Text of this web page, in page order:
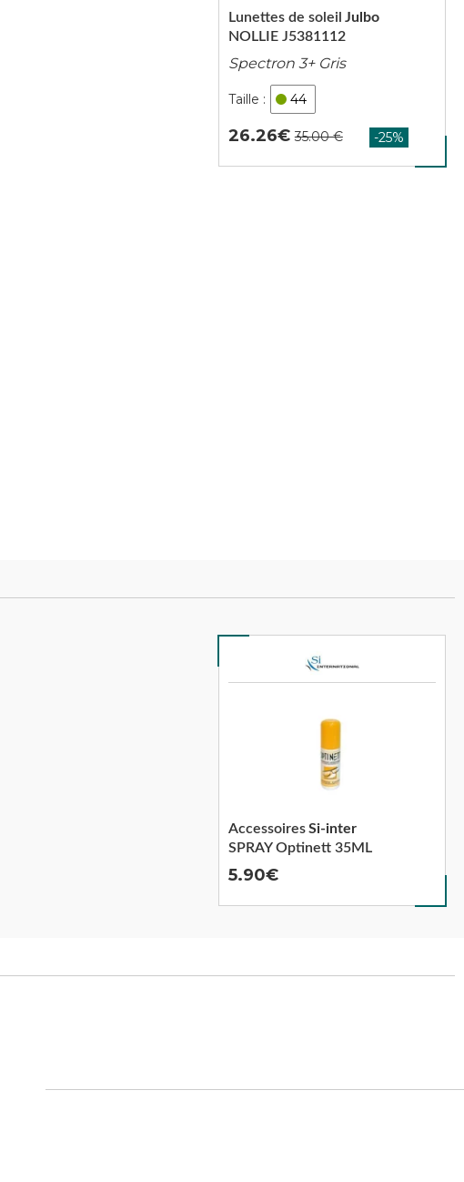
NOLLIE J5381112
Lunettes de soleil Julbo
Spectron 3+ Gris
44
26.26
SPRAY Optinett 35ML
AccessoiresSi-inter
5.90